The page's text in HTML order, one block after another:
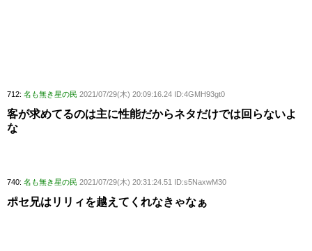
712: 名も無き星の民 2021/07/29(木) 20:09:16.24 ID:4GMH93gt0
客が求めてるのは主に性能だからネタだけでは回らないよ
な
740: 名も無き星の民 2021/07/29(木) 20:31:24.51 ID:s5NaxwM30
ポセ兄はリリィを越えてくれなきゃなぁ